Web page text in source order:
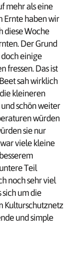
mehr als eine
Ernte haben wir
diese Woche
Der Grund
doch einige
fressen. Das ist
sah wirklich
kleineren
schön weiter
würden
sie nur
viele kleine
Teil
noch sehr viel
sich um die
Kulturschutznetz
und simple